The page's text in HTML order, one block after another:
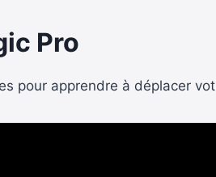
Pro
pour apprendre à déplacer